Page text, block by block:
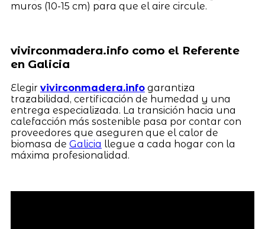
muros (10-15 cm) para que el aire circule.
vivirconmadera.info como el Referente
en Galicia
Elegir vivirconmadera.infogarantiza
trazabilidad, certificación de humedad y una
entrega especializada. La transición hacia una
calefacción más sostenible pasa por contar con
proveedores que aseguren que el calor de
biomasa de Galicia llegue a cada hogar con la
máxima profesionalidad.